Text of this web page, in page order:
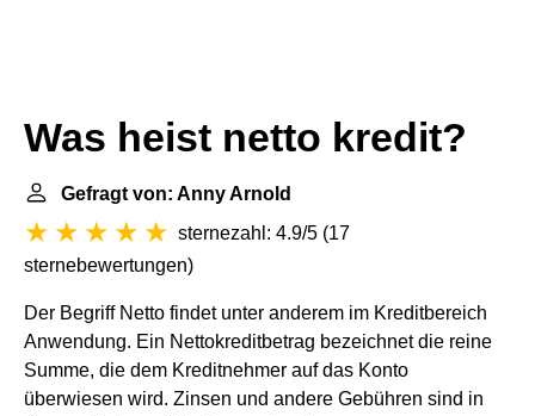
Was heist netto kredit?
Gefragt von: Anny Arnold
sternezahl: 4.9/5 (17
sternebewertungen)
Der Begriff Netto findet unter anderem im Kreditbereich
Anwendung. Ein Nettokreditbetrag bezeichnet die reine
Summe, die dem Kreditnehmer auf das Konto
überwiesen wird. Zinsen und andere Gebühren sind in